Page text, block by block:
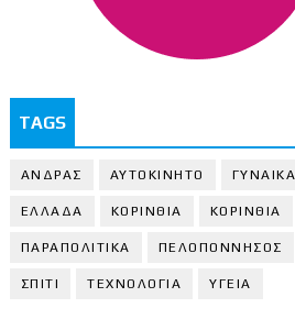
TAGS
ΑΝΔΡΑΣ ΑΥΤΟΚΙΝΗΤΟ ΓΥΝΑΙΚΑ
ΕΛΛΑΔΑ ΚΟΡΙΝΘΙΑ ΚΟΡΙΝΘΙA
ΠΑΡΑΠΟΛΙΤΙΚΑ ΠΕΛΟΠΟΝΝΗΣΟΣ
ΣΠΙΤΙ ΤΕΧΝΟΛΟΓΙΑ ΥΓΕΙΑ